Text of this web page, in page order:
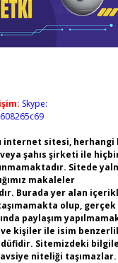
Skype:
internet sitesi, herhangi
şahıs şirketi ile
Sitede
makaleler
Burada yer alan
olup,
paylaşım
kişiler ile isim
Sitemizdeki
niteliği taşımazlar.